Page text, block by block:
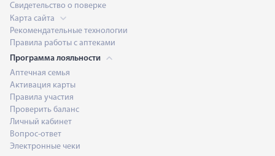
Свидетельство о поверке
Карта сайта
Рекомендательные технологии
Правила работы с аптеками
Программа лояльности
Аптечная семья
Активация карты
Правила участия
Проверить баланс
Личный кабинет
Вопрос-ответ
Электронные чеки